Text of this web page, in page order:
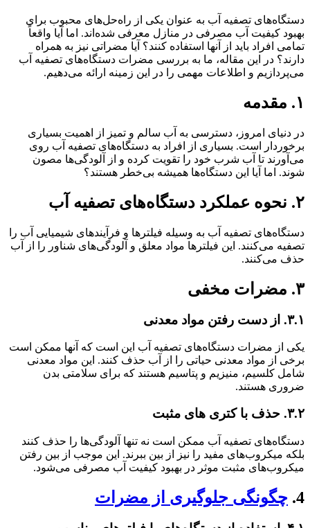
دستگاه‌های تصفیه آب به عنوان یکی از راه‌حل‌های محبوب برای
بهبود کیفیت آب مصرفی در منازل معرفی شده‌اند. اما آیا واقعاً
تمامی افراد باید از آنها استفاده کنند؟ آیا مضراتی نیز به همراه
دارند؟ در این مقاله، ما به بررسی مضرات دستگاه‌های تصفیه آب
می‌پردازیم و اطلاعات مهمی را در این زمینه ارائه می‌دهیم.
۱. مقدمه
در دنیای امروز، دسترسی به آب سالم و تمیز از اهمیت بسیاری
برخوردار است. بسیاری از افراد به دستگاه‌های تصفیه آب روی
می‌آورند تا آب شرب خود را تقویت کرده و از آلودگی‌ها مصون
شوند. اما آیا این دستگاه‌ها همیشه بی‌خطر هستند؟
۲. نحوه عملکرد دستگاه‌های تصفیه آب
دستگاه‌های تصفیه آب به وسیله فیلترها و فرآیندهای شیمیایی آب را
تصفیه می‌کنند. این فیلترها مواد معلق و آلودگی‌های شناور را از آب
حذف می‌کنند.
۳. مضرات مخفی
۳.۱. از دست رفتن مواد معدنی
یکی از مضرات دستگاه‌های تصفیه آب این است که آنها ممکن است
برخی از مواد معدنی حیاتی را از آب حذف کنند. این مواد معدنی
شامل کلسیم، منیزیم و پتاسیم هستند که برای سلامتی بدن
ضروری هستند.
۳.۲. حذف با کتری های مثبت
دستگاه‌های تصفیه آب ممکن است نه تنها آلودگی‌ها را حذف کنند
بلکه میکروب‌های مفید را نیز از بین ببرند. این موجب از بین رفتن
میکروب‌های مثبت موثر در بهبود کیفیت آب مصرفی می‌شود.
4. چگونگی جلوگیری از مضرات